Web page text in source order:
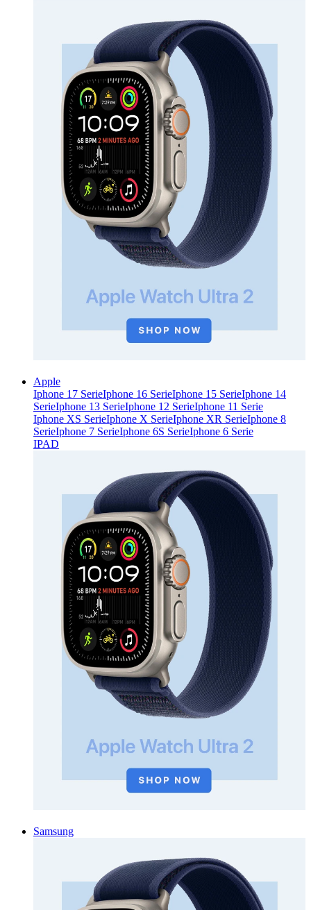
Apple
Iphone 17 SerieIphone 16 SerieIphone 15 SerieIphone 14
SerieIphone 13 SerieIphone 12 SerieIphone 11 Serie
Iphone XS SerieIphone X SerieIphone XR SerieIphone 8
SerieIphone 7 SerieIphone 6S SerieIphone 6 Serie
IPAD
Samsung